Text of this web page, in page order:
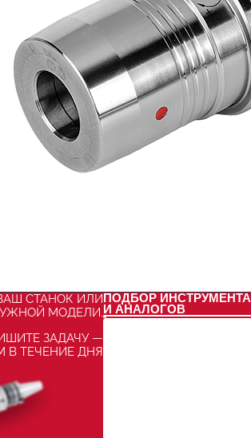
СТАНОК ИЛИ
МОДЕЛИ.
ЗАДАЧУ —
В ТЕЧЕНИЕ ДНЯ
ПОДБОР ИНСТРУМЕНТА
И АНАЛОГОВ